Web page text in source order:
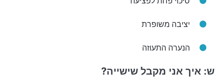
יציבה משופרת
הנערה התעוזה
ש: איך אני מקבל שישייה?